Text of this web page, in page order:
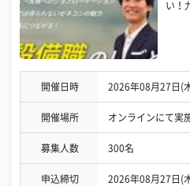
い！
開催日時 2026年08月27日(
開催場所 オンラインにて実
募集人数 300名
申込締切 2026年08月27日(